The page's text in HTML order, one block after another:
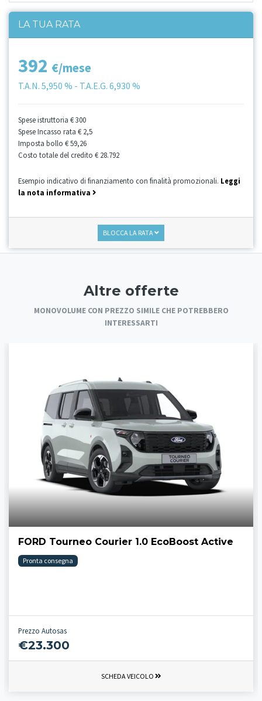
LA TUA RATA
392 €/mese
T.A.N. 5,950 % - T.A.E.G. 6,930 %
Spese istruttoria € 300
Spese Incasso rata € 2,5
Imposta bollo € 59,26
Costo totale del credito € 28.792
Esempio indicativo di finanziamento con finalità promozionali. Leggi
la nota informativa
BLOCCA LA RATA
Altre offerte
MONOVOLUME CON PREZZO SIMILE CHE POTREBBERO
INTERESSARTI
FORD Tourneo Courier 1.0 EcoBoost Active
Pronta consegna
Prezzo Autosas
€23.300
SCHEDA VEICOLO